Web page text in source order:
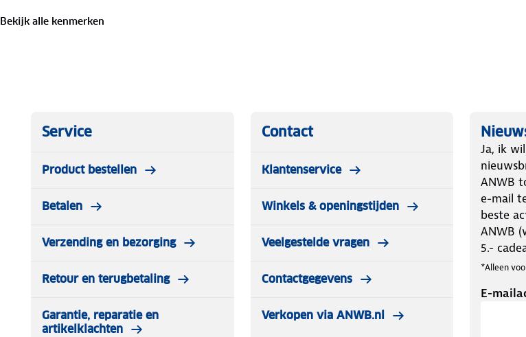
Bekijk alle kenmerken
Service
Product bestellen
Betalen
Verzending en bezorging
Retour en terugbetaling
Garantie, reparatie en
artikelklachten
Contact
Klantenservice
Winkels & openingstijden
Veelgestelde vragen
Contactgegevens
Verkopen via ANWB.nl
Ja, ik
ANWB
e-mail
beste
ANWB
5.-
*Alleen
E-